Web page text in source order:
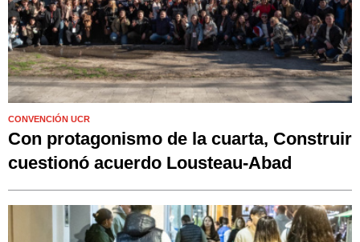
CONVENCIÓN UCR
Con protagonismo de la cuarta, Construir
cuestionó acuerdo Lousteau-Abad